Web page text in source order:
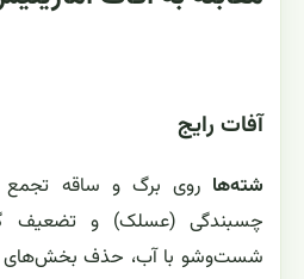
آفات رایج
شته‌ها روی برگ و ساقه تجمع
چسبندگی (عسلک) و تضعیف
شست‌وشو با آب، حذف بخش‌های